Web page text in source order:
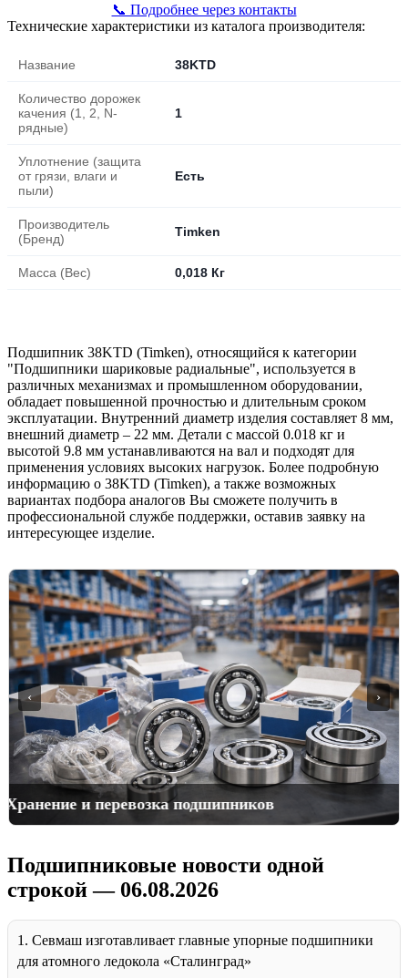
📞 Подробнее через контакты
Технические характеристики из каталога производителя:
Название 38KTD
Количество дорожек
качения (1, 2, N-
рядные)
1
Уплотнение (защита
от грязи, влаги и
пыли)
Есть
Производитель
(Бренд)
Timken
Масса (Вес) 0,018 Кг
Подшипник 38KTD (Timken), относящийся к категории
"Подшипники шариковые радиальные", используется в
различных механизмах и промышленном оборудовании,
обладает повышенной прочностью и длительным сроком
эксплуатации. Внутренний диаметр изделия составляет 8 мм,
внешний диаметр – 22 мм. Детали с массой 0.018 кг и
высотой 9.8 мм устанавливаются на вал и подходят для
применения условиях высоких нагрузок. Более подробную
информацию о 38KTD (Timken), а также возможных
вариантах подбора аналогов Вы сможете получить в
профессиональной службе поддержки, оставив заявку на
интересующее изделие.
выхода подшипников из строя
‹ ›
Подшипниковые новости одной
строкой — 06.08.2026
1. Севмаш изготавливает главные упорные подшипники
для атомного ледокола «Сталинград»